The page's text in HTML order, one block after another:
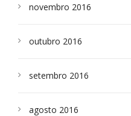
novembro 2016
outubro 2016
setembro 2016
agosto 2016